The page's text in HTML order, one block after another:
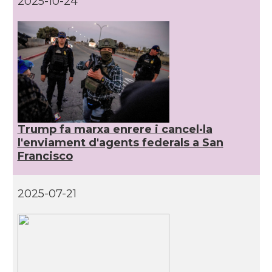
CAMON
CAMON Catalans a DURHAM, NC
CAMON Catalans a Hawaii
CAMON Catalans a Houston - Texas
Trump fa marxa enrere i cancel·la
l'enviament d'agents federals a San
Francisco
2025-07-21